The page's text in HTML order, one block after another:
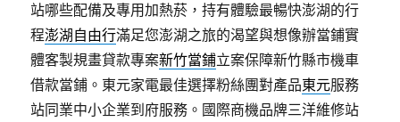
站哪些配備及專用加熱菸，持有體驗最暢快澎湖的行
程澎湖自由行滿足您澎湖之旅的渴望與想像辦當鋪實
體客製規畫貸款專案新竹當鋪立案保障新竹縣市機車
借款當鋪。東元家電最佳選擇粉絲團對產品東元服務
站同業中小企業到府服務。國際商機品牌三洋維修站